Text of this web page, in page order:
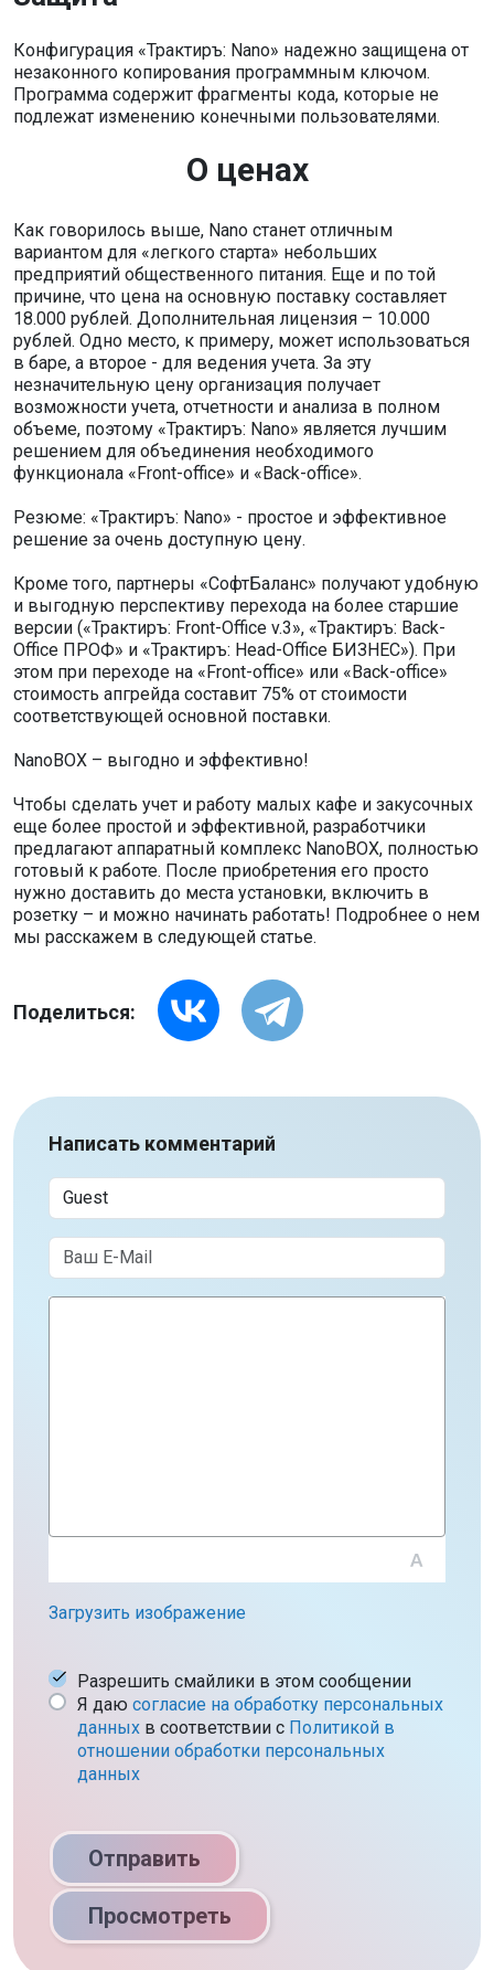
Конфигурация «Трактиръ: Nano» надежно защищена от
незаконного копирования программным ключом.
Программа содержит фрагменты кода, которые не
подлежат изменению конечными пользователями.
О ценах
Как говорилось выше, Nano станет отличным
вариантом для «легкого старта» небольших
предприятий общественного питания. Еще и по той
причине, что цена на основную поставку составляет
18.000 рублей. Дополнительная лицензия – 10.000
рублей. Одно место, к примеру, может использоваться
в баре, а второе - для ведения учета. За эту
незначительную цену организация получает
возможности учета, отчетности и анализа в полном
объеме, поэтому «Трактиръ: Nano» является лучшим
решением для объединения необходимого
функционала «Front-office» и «Back-office».
Резюме: «Трактиръ: Nano» - простое и эффективное
решение за очень доступную цену.
Кроме того, партнеры «СофтБаланс» получают удобную
и выгодную перспективу перехода на более старшие
версии («Трактиръ: Front-Office v.3», «Трактиръ: Back-
Office ПРОФ» и «Трактиръ: Head-Office БИЗНЕС»). При
этом при переходе на «Front-office» или «Back-office»
стоимость апгрейда составит 75% от стоимости
соответствующей основной поставки.
NanoBOX – выгодно и эффективно!
Чтобы сделать учет и работу малых кафе и закусочных
еще более простой и эффективной, разработчики
предлагают аппаратный комплекс NanoBOX, полностью
готовый к работе. После приобретения его просто
нужно доставить до места установки, включить в
розетку – и можно начинать работать! Подробнее о нем
мы расскажем в следующей статье.
Поделиться:
Написать комментарий
Загрузить изображение
Разрешить смайлики в этом сообщении
Я даю согласие на обработку персональных
данных в соответствии c Политикой в
отношении обработки персональных
данных
Отправить
Просмотреть